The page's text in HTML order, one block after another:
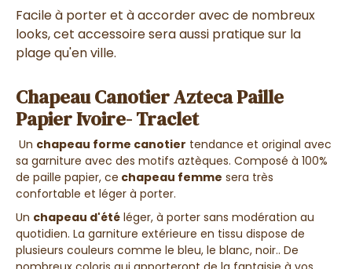
Facile à porter et à accorder avec de nombreux
looks, cet accessoire sera aussi pratique sur la
plage qu'en ville.
Chapeau Canotier Azteca Paille
Papier Ivoire- Traclet
Un chapeau forme canotier tendance et original avec
sa garniture avec des motifs aztèques. Composé à 100%
de paille papier, ce chapeau femme sera très
confortable et léger à porter.
Un chapeau d'été léger, à porter sans modération au
quotidien. La garniture extérieure en tissu dispose de
plusieurs couleurs comme le bleu, le blanc, noir.. De